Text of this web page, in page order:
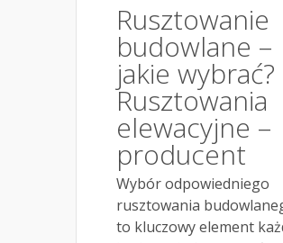
Rusztowanie
budowlane –
jakie wybrać?
Rusztowania
elewacyjne –
producent
Wybór odpowiedniego
rusztowania
to kluczowy element